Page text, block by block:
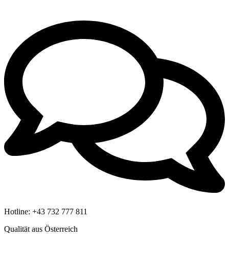
Hotline: +43 732 777 811
Qualität aus Österreich